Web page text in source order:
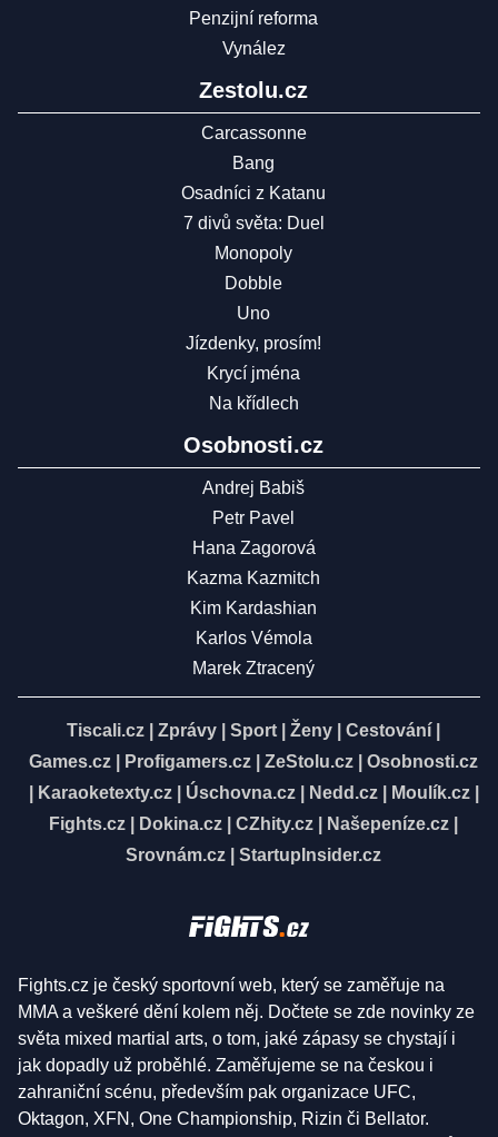
Penzijní reforma
Vynález
Zestolu.cz
Carcassonne
Bang
Osadníci z Katanu
7 divů světa: Duel
Monopoly
Dobble
Uno
Jízdenky, prosím!
Krycí jména
Na křídlech
Osobnosti.cz
Andrej Babiš
Petr Pavel
Hana Zagorová
Kazma Kazmitch
Kim Kardashian
Karlos Vémola
Marek Ztracený
Tiscali.cz Zprávy Sport Ženy Cestování
Games.cz
Profigamers.cz ZeStolu.cz
Osobnosti.cz
Karaoketexty.cz| Úschovna.cz| Nedd.cz| Moulík.cz|
Fights.cz
Dokina.cz CZhity.cz Našepeníze.cz
Srovnám.cz
StartupInsider.cz
Fights.cz je český sportovní web, který se zaměřuje na
MMA a veškeré dění kolem něj. Dočtete se zde novinky ze
světa mixed martial arts, o tom, jaké zápasy se chystají i
jak dopadly už proběhlé. Zaměřujeme se na českou i
zahraniční scénu, především pak organizace UFC,
Oktagon, XFN, One Championship, Rizin či Bellator.